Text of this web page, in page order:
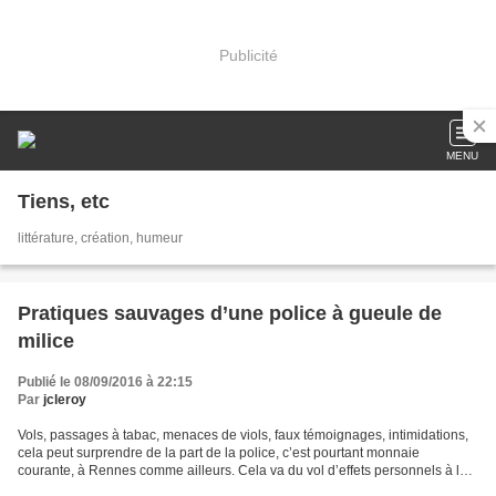
Publicité
MENU
Tiens, etc
littérature, création, humeur
Pratiques sauvages d’une police à gueule de
milice
Publié le 08/09/2016 à 22:15
Par jcleroy
Vols, passages à tabac, menaces de viols, faux témoignages, intimidations,
cela peut surprendre de la part de la police, c’est pourtant monnaie
courante, à Rennes comme ailleurs. Cela va du vol d’effets personnels à la